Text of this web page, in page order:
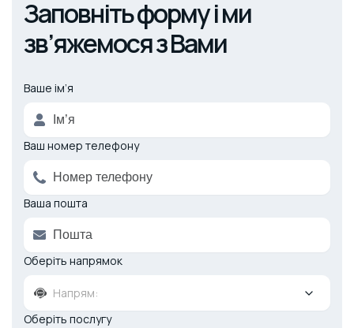
Заповніть форму і ми
зв’яжемося з Вами
Ваше ім’я
Ваш номер телефону
Ваша пошта
Оберіть напрямок
Напрям:
Оберіть послугу
Alternative: